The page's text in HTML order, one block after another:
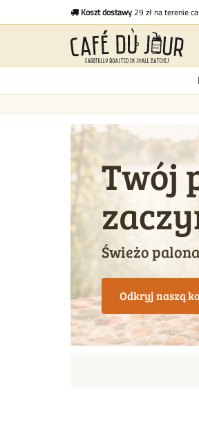
Koszt dostawy29 zł na terenie
Twój
Świeżo
Odkryj naszą